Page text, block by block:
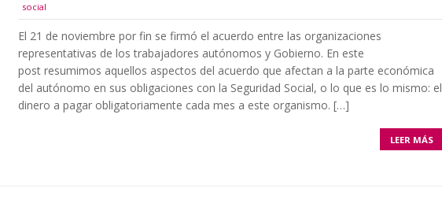
social
El 21 de noviembre por fin se firmó el acuerdo entre las organizaciones
representativas de los trabajadores autónomos y Gobierno. En este
post resumimos aquellos aspectos del acuerdo que afectan a la parte económica
del autónomo en sus obligaciones con la Seguridad Social, o lo que es lo mismo: el
dinero a pagar obligatoriamente cada mes a este organismo. […]
LEER MÁS